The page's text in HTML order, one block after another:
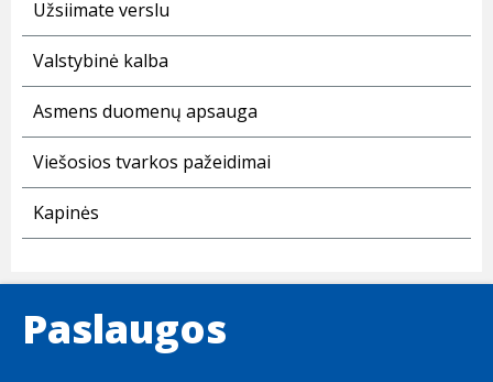
Užsiimate verslu
Valstybinė kalba
Asmens duomenų apsauga
Viešosios tvarkos pažeidimai
Kapinės
Paslaugos